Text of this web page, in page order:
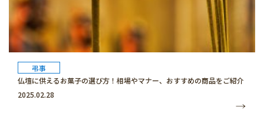
弔事
仏壇に供えるお菓子の選び方！相場やマナー、おすすめの商品をご紹介
2025.02.28